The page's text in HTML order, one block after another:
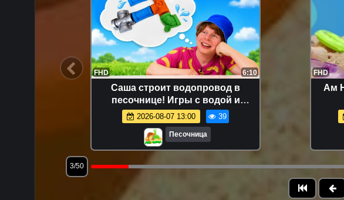
FHD 6:10
Саша строит водопровод в
песочнице! Игры с водой и
формочками для детей
2026-08-07 13:00 39
Песочница
FHD
Ам
3/50